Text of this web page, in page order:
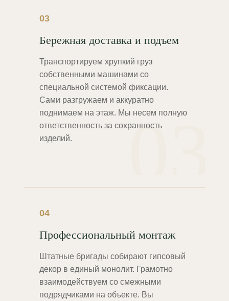
03
03
Бережная доставка и подъем
Транспортируем хрупкий груз
собственными машинами со
специальной системой фиксации.
Сами разгружаем и аккуратно
поднимаем на этаж. Мы несем полную
ответственность за сохранность
изделий.
04
Профессиональный монтаж
Штатные бригады собирают гипсовый
декор в единый монолит. Грамотно
взаимодействуем со смежными
подрядчиками на объекте. Вы